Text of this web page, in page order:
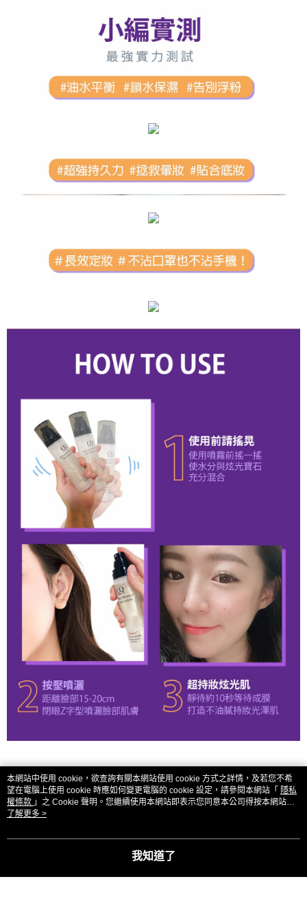
本網站中使用 cookie，欲查詢有關本網站使用 cookie 方式之詳情，及若您不希
望在電腦上使用 cookie 時應如何變更電腦的 cookie 設定，請參閱本網站「 隱私
權條款 」之 Cookie 聲明。您繼續使用本網站即表示您同意本公司得按本網站使
用條款之 Cookie 聲明使用 cookie。
了解更多 >
我知道了